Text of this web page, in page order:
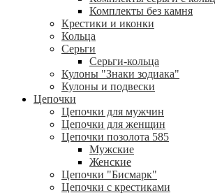
Комплекты без камня
Крестики и иконки
Кольца
Серьги
Серьги-кольца
Кулоны "Знаки зодиака"
Кулоны и подвески
Цепочки
Цепочки для мужчин
Цепочки для женщин
Цепочки позолота 585
Мужские
Женские
Цепочки "Бисмарк"
Цепочки с крестиками